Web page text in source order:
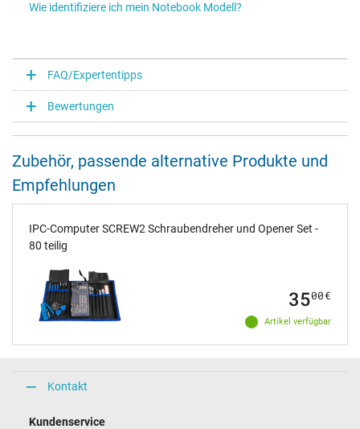
Wie identifiziere ich mein Notebook Modell?
FAQ/Expertentipps
Bewertungen
Zubehör, passende alternative Produkte und
Empfehlungen
IPC-Computer SCREW2 Schraubendreher und Opener Set -
80 teilig
Artikel verfügbar
3500€
Kontakt
Kundenservice